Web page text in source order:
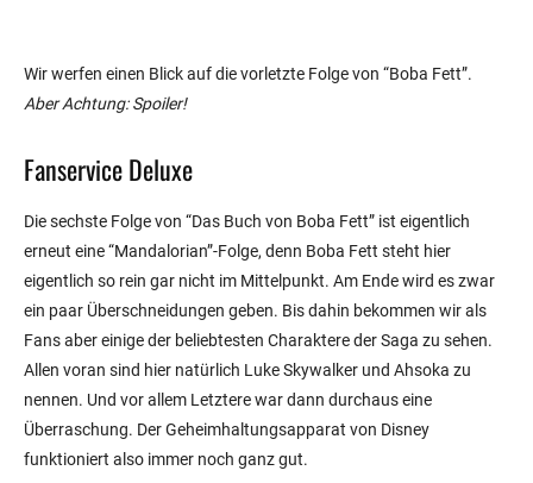
Wir werfen einen Blick auf die vorletzte Folge von “Boba Fett”.
Aber Achtung: Spoiler!
Fanservice Deluxe
Die sechste Folge von “Das Buch von Boba Fett” ist eigentlich
erneut eine “Mandalorian”-Folge, denn Boba Fett steht hier
eigentlich so rein gar nicht im Mittelpunkt. Am Ende wird es zwar
ein paar Überschneidungen geben. Bis dahin bekommen wir als
Fans aber einige der beliebtesten Charaktere der Saga zu sehen.
Allen voran sind hier natürlich Luke Skywalker und Ahsoka zu
nennen. Und vor allem Letztere war dann durchaus eine
Überraschung. Der Geheimhaltungsapparat von Disney
funktioniert also immer noch ganz gut.